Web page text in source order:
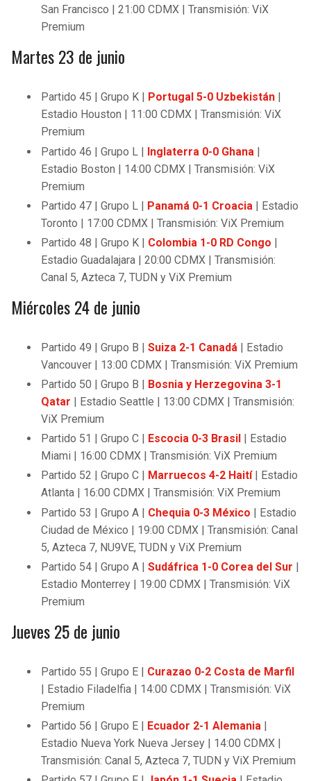
San Francisco | 21:00 CDMX | Transmisión: ViX
Premium
Martes 23 de junio
Partido 45 | Grupo K | Portugal 5-0 Uzbekistán
Estadio Houston | 11:00 CDMX | Transmisión: ViX
Premium
Partido 46 | Grupo L | Inglaterra 0-0 Ghana |
Estadio Boston | 14:00 CDMX | Transmisión: ViX
Premium
Partido 47 | Grupo L | Panamá 0-1 Croacia | Estadio
Toronto | 17:00 CDMX | Transmisión: ViX Premium
Partido 48 | Grupo K | Colombia 1-0 RD Congo |
Estadio Guadalajara | 20:00 CDMX | Transmisión:
Canal 5, Azteca 7, TUDN y ViX Premium
Miércoles 24 de junio
Partido 49 | Grupo B |Suiza 2-1 Canadá | Estadio
Vancouver | 13:00 CDMX | Transmisión: ViX Premium
Partido 50 | Grupo B | Bosnia y Herzegovina 3-1
Qatar | Estadio Seattle | 13:00 CDMX | Transmisión:
ViX Premium
Partido 51 | Grupo C |
Escocia 0-3 Brasil
| Estadio
Miami | 16:00 CDMX | Transmisión: ViX Premium
Partido 52 | Grupo C |
Marruecos 4-2 Haití| Estadio
Atlanta | 16:00 CDMX | Transmisión: ViX Premium
Partido 53 | Grupo A | Chequia 0-3 México | Estadio
Ciudad de México | 19:00 CDMX | Transmisión: Canal
5, Azteca 7, NU9VE, TUDN y ViX Premium
Partido 54 | Grupo A |Sudáfrica 1-0 Corea del Sur |
Estadio Monterrey | 19:00 CDMX | Transmisión: ViX
Premium
Jueves 25 de junio
Partido 55 | Grupo E | Curazao 0-2 Costa de Marfil
| Estadio Filadelfia | 14:00 CDMX | Transmisión: ViX
Premium
Partido 56 | Grupo E | Ecuador 2-1 Alemania |
Estadio Nueva York Nueva Jersey | 14:00 CDMX |
Transmisión: Canal 5, Azteca 7, TUDN y ViX Premium